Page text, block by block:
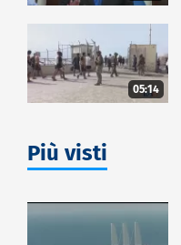
05:14
Più visti